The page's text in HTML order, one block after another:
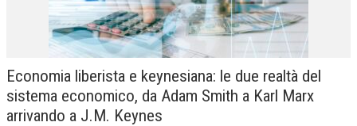
Economia liberista e keynesiana: le due realtà del
sistema economico, da Adam Smith a Karl Marx
arrivando a J.M. Keynes